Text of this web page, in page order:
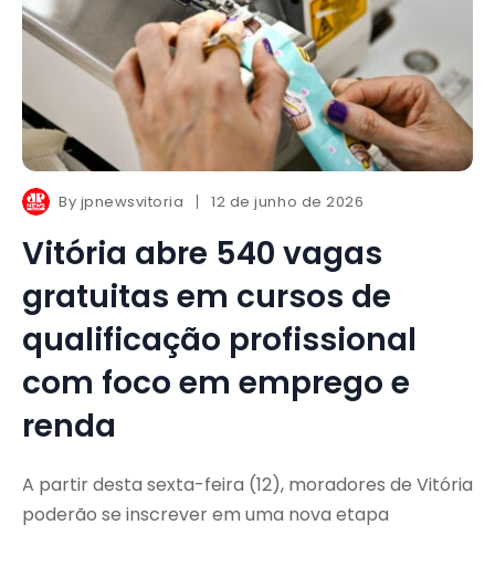
By jpnewsvitoria 12 de junho de 2026
Vitória abre 540 vagas
gratuitas em cursos de
qualificação profissional
com foco em emprego e
renda
A partir desta sexta-feira (12), moradores de Vitória
poderão se inscrever em uma nova etapa